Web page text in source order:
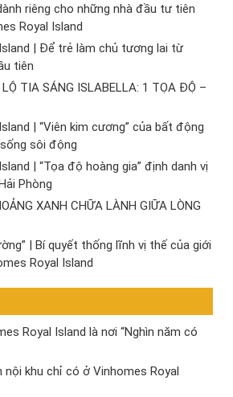
riêng cho những nhà đầu tư tiên
Royal Island
| Để trẻ làm chủ tương lai từ
tiên
LỘ TIA SÁNG ISLABELLA: 1 TỌA ĐỘ –
| “Viên kim cương” của bất động
sôi động
| “Tọa độ hoàng gia” định danh vị
Phòng
XANH CHỮA LÀNH GIỮA LÒNG
| Bí quyết thống lĩnh vị thế của giới
Royal Island
Royal Island là nơi “Nghìn năm có
nội khu chỉ có ở Vinhomes Royal